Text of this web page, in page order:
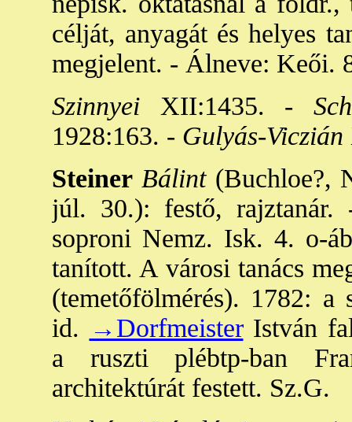
célját, anyagát és helyes
megjelent. - Álneve: Keői.
Szinnyei XII:1435. -
1928:163. - Gulyás-Viczián
Steiner Bálint(Buchloe?,
júl. 30.): festő,
soproni Nemz. Isk. 4. o-
tanított. A városi tanács
(temetőfölmérés). 1782: a
id. →DorfmeisterIstván
a ruszti plébtp-ban
architektúrát festett. Sz.G.